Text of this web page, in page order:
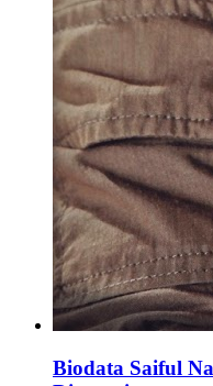
Biodata Saiful